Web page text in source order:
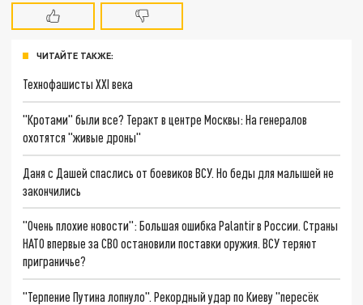
ЧИТАЙТЕ ТАКЖЕ:
Технофашисты XXI века
"Кротами" были все? Теракт в центре Москвы: На генералов
охотятся "живые дроны"
Даня с Дашей спаслись от боевиков ВСУ. Но беды для малышей не
закончились
"Очень плохие новости": Большая ошибка Palantir в России. Страны
НАТО впервые за СВО остановили поставки оружия. ВСУ теряют
приграничье?
"Терпение Путина лопнуло". Рекордный удар по Киеву "пересёк